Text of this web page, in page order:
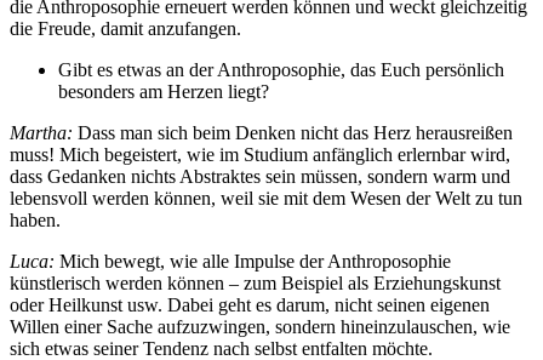
die Anthroposophie erneuert werden können und weckt gleichzeitig
die Freude, damit anzufangen.
Gibt es etwas an der Anthroposophie, das Euch persönlich
besonders am Herzen liegt?
Martha: Dass man sich beim Denken nicht das Herz herausreißen
muss! Mich begeistert, wie im Studium anfänglich erlernbar wird,
dass Gedanken nichts Abstraktes sein müssen, sondern warm und
lebensvoll werden können, weil sie mit dem Wesen der Welt zu tun
haben.
Luca: Mich bewegt, wie alle Impulse der Anthroposophie
künstlerisch werden können – zum Beispiel als Erziehungskunst
oder Heilkunst usw. Dabei geht es darum, nicht seinen eigenen
Willen einer Sache aufzuzwingen, sondern hineinzulauschen, wie
sich etwas seiner Tendenz nach selbst entfalten möchte.